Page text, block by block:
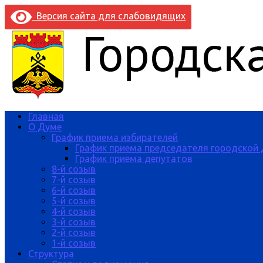
Версия сайта для слабовидящих
Главная
О Думе
График приема избирателей
График приема председателя
График приема депутатов
8-й созыв
7-й созыв
6-й созыв
5-й созыв
4-й созыв
3-й созыв
2-й созыв
1-й созыв
Структура